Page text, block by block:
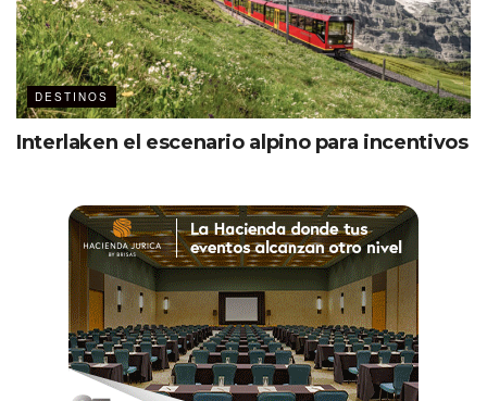
DESTINOS
Interlaken el escenario alpino para incentivos